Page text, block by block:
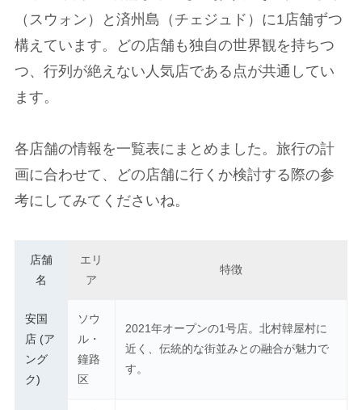
（スウォン）と済州島（チェジュド）に1店舗ずつ
構えています。どの店舗も独自の世界観を持ちつ
つ、行列が絶えない人気店である点が共通してい
ます。
各店舗の情報を一覧表にまとめました。旅行の計
画に合わせて、どの店舗に行くか検討する際の参
考にしてみてくださいね。
店舗
名
エリ
ア
特徴
安国
店 (ア
ング
ク)
ソウ
ル・
鐘路
区
2021年オープンの1号店。北村韓屋村に
近く、伝統的な街並みとの融合が魅力で
す。